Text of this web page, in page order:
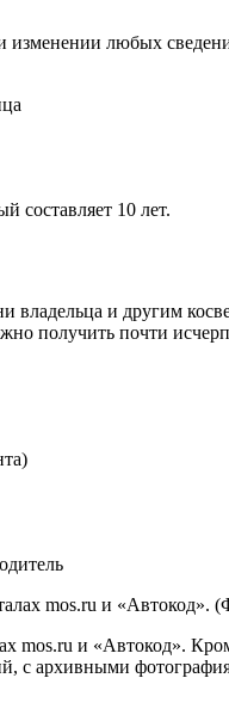
любых
составляет 10 лет.
и другим
получить почти
mos.ru и
и «Автокод».
архивными